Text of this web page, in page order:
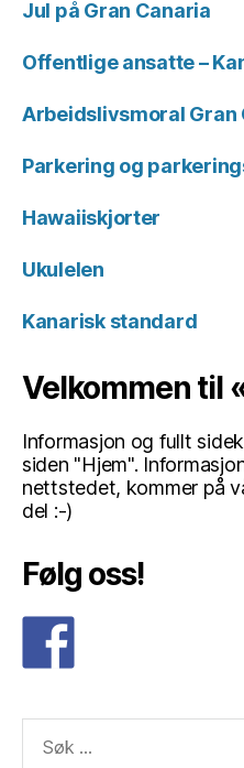
Jul på Gran Canaria
Offentlige ansatte –
Arbeidslivsmoral Gran
Parkering og
Hawaiiskjorter
Ukulelen
Kanarisk standard
Velkommen til
Informasjon og fullt
siden "Hjem".
nettstedet, kommer på
del :-)
Følg oss!
etter: